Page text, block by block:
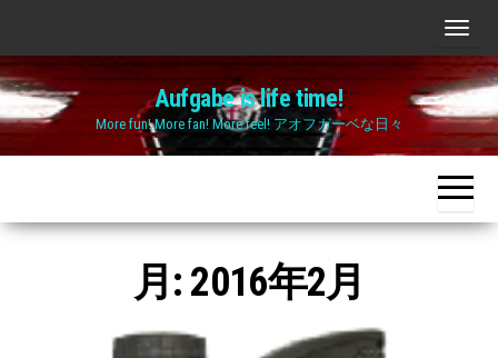
the
content
ナ
ビ
ゲ
ー
シ
ョ
ン
Aufgabe is life time!
More fun! More fan! More feel! アオフガーベな日々
月: 2016年2月